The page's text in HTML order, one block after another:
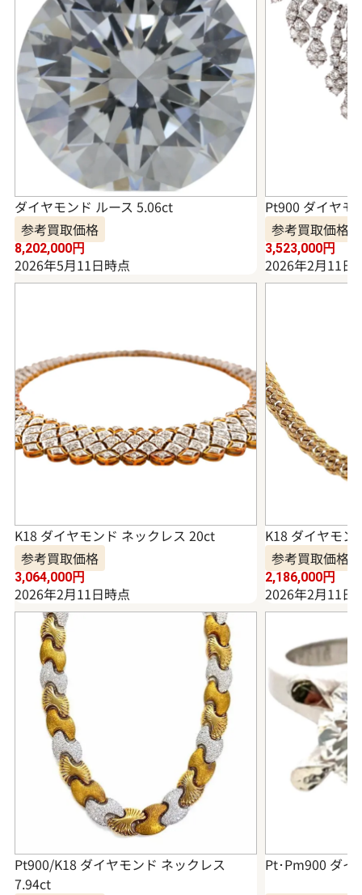
ダイヤモンド ルース 5.06ct
参考買取価格
8,202,000円
2026年5月11日時点
Pt900 ダイヤモ
参考買取価格
3,523,000円
2026年2月11日
K18 ダイヤモンド ネックレス 20ct
参考買取価格
3,064,000円
2026年2月11日時点
K18 ダイヤモン
参考買取価格
2,186,000円
2026年2月11日
Pt900/K18 ダイヤモンド ネックレス
7.94ct
Pt･Pm900 ダイ